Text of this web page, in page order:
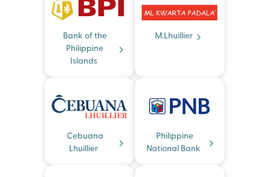
Bank of the
Philippine
Islands
M.Lhuillier
Cebuana
Lhuillier
Philippine
National Bank